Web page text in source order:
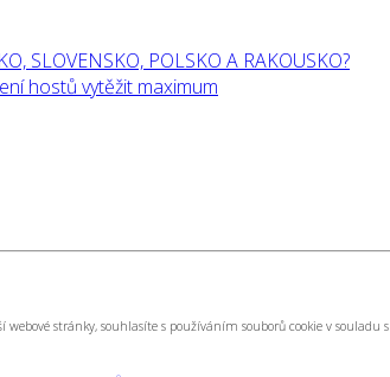
stránky, souhlasíte s používáním souborů cookie v souladu s
SLOVENSKO, POLSKO A RAKOUSKO?
hostů vytěžit maximum